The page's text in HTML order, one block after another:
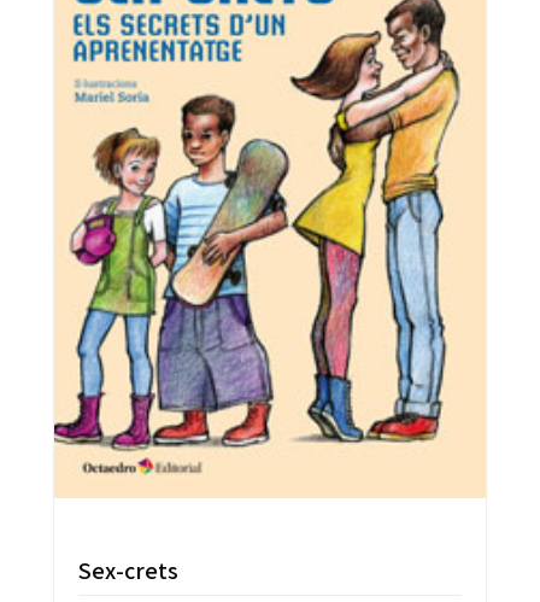
Sex-crets